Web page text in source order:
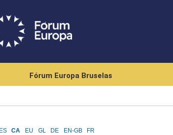
Fórum Europa Bruselas
ES CA EU GL DE EN-GB FR